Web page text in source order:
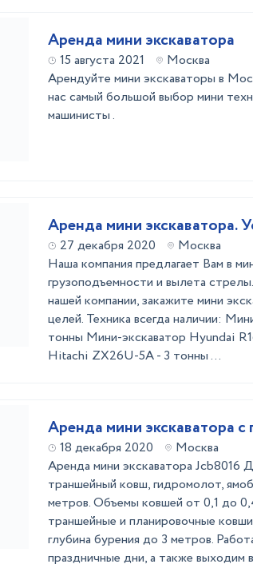
Аренда мини экскаватора
15 августа 2021
Москва
Арендуйте мини экскаваторы в
нас самый большой выбор мини
машинисты .
Аренда мини экскаватора.
27 декабря 2020
Москва
Наша компания предлагает Вам в
грузоподъемности и вылета
нашей компании, закажите мини
целей. Техника всегда наличии:
тонны Мини-экскаватор Hyundai
Hitachi ZX26U-5A - 3 тонны ...
Аренда мини экскаватора
18 декабря 2020
Москва
Аренда мини экскаватора Jcb8016
траншейный ковш, гидромолот,
метров. Объемы ковшей от 0,1 до
траншейные и планировочные
глубина бурения до 3 метров.
праздничные дни, а также выходим